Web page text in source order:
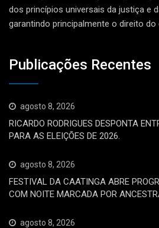
dos princípios universais da justiça e
garantindo principalmente o direito
Publicações Recentes
agosto 8, 2026
RICARDO RODRIGUES DESPONTA
PARA AS ELEIÇÕES DE 2026.
agosto 8, 2026
FESTIVAL DA CAATINGA ABRE
COM NOITE MARCADA POR
agosto 8, 2026